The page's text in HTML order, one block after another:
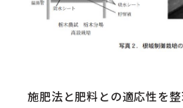
施肥法と肥料との適応性を